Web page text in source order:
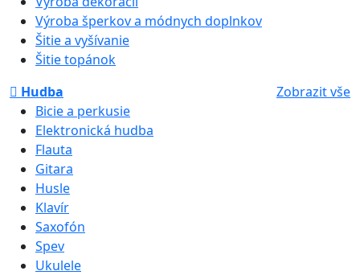
Výroba šperkov a módnych doplnkov
Šitie a vyšívanie
Šitie topánok
Hudba
Zobrazit vše
Bicie a perkusie
Elektronická hudba
Flauta
Gitara
Husle
Klavír
Saxofón
Spev
Ukulele